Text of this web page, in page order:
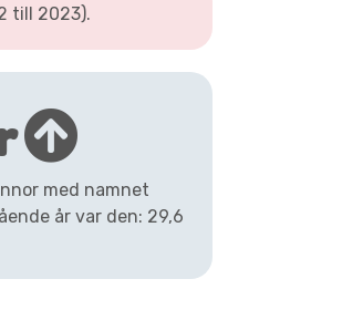
till 2023).
med namnet
år var den: 29,6